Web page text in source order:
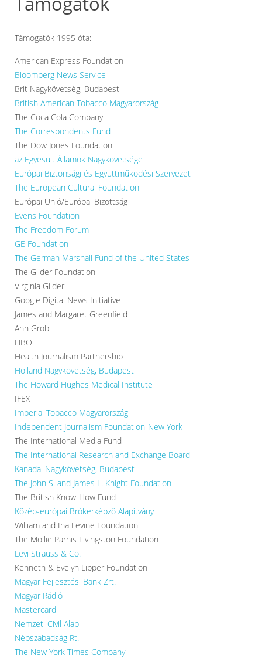
Támogatók 1995 óta:
American Express Foundation
Bloomberg News Service
Brit Nagykövetség, Budapest
British American Tobacco Magyarország
The Coca Cola Company
The Correspondents Fund
The Dow Jones Foundation
az Egyesült Államok Nagykövetsége
Európai Biztonsági és Együttműködési Szervezet
The European Cultural Foundation
Európai Unió/Európai Bizottság
Evens Foundation
The Freedom Forum
GE Foundation
The German Marshall Fund of the United States
The Gilder Foundation
Virginia Gilder
Google Digital News Initiative
James and Margaret Greenfield
Ann Grob
HBO
Health Journalism Partnership
Holland Nagykövetség, Budapest
The Howard Hughes Medical Institute
IFEX
Imperial Tobacco Magyarország
Independent Journalism Foundation-New York
The International Media Fund
The International Research and Exchange Board
Kanadai Nagykövetség, Budapest
The John S. and James L. Knight Foundation
The British Know-How Fund
Közép-európai Brókerképző Alapítvány
William and Ina Levine Foundation
The Mollie Parnis Livingston Foundation
Levi Strauss & Co.
Kenneth & Evelyn Lipper Foundation
Magyar Fejlesztési Bank Zrt.
Magyar Rádió
Mastercard
Nemzeti Civil Alap
Népszabadság Rt.
The New York Times Company